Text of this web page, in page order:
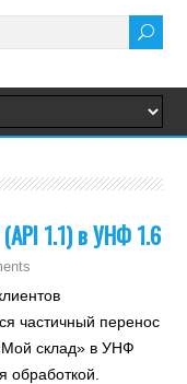
1.1) в УНФ 1.6
частичный перенос
склад» в УНФ
обработкой.